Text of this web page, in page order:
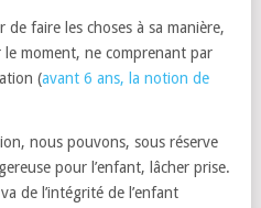
faire les choses à sa manière,
moment, ne comprenant par
(avant 6 ans, la notion de
nous pouvons, sous réserve
pour l’enfant, lâcher prise.
de l’intégrité de l’enfant